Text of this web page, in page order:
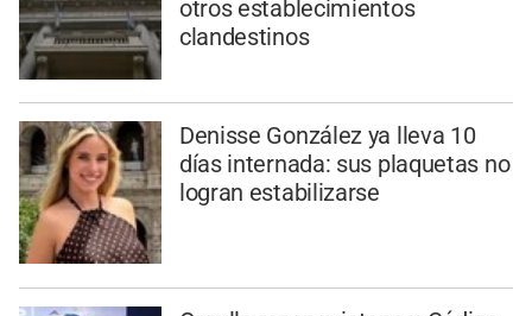
otros establecimientos
clandestinos
Denisse González ya lleva 10
días internada: sus plaquetas no
logran estabilizarse